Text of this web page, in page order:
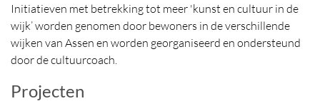
Initiatieven met betrekking tot meer 'kunst en cultuur in de
wijk’ worden genomen door bewoners in de verschillende
wijken van Assen en worden georganiseerd en ondersteund
door de cultuurcoach.
Projecten